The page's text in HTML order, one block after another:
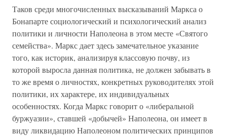
Таков среди многочисленных высказываний Маркса о
Бонапарте социологический и психологический анализ
политики и личности Наполеона в этом месте «Святого
семейства». Маркс дает здесь замечательное указание
того, как историк, анализируя классовую почву, из
которой выросла данная политика, не должен забывать в
то же время о личностях, конкретных руководителях этой
политики, их характере, их индивидуальных
особенностях. Когда Маркс говорит о «либеральной
буржуазии», ставшей «добычей» Наполеона, он имеет в
виду ликвидацию Наполеоном политических принципов